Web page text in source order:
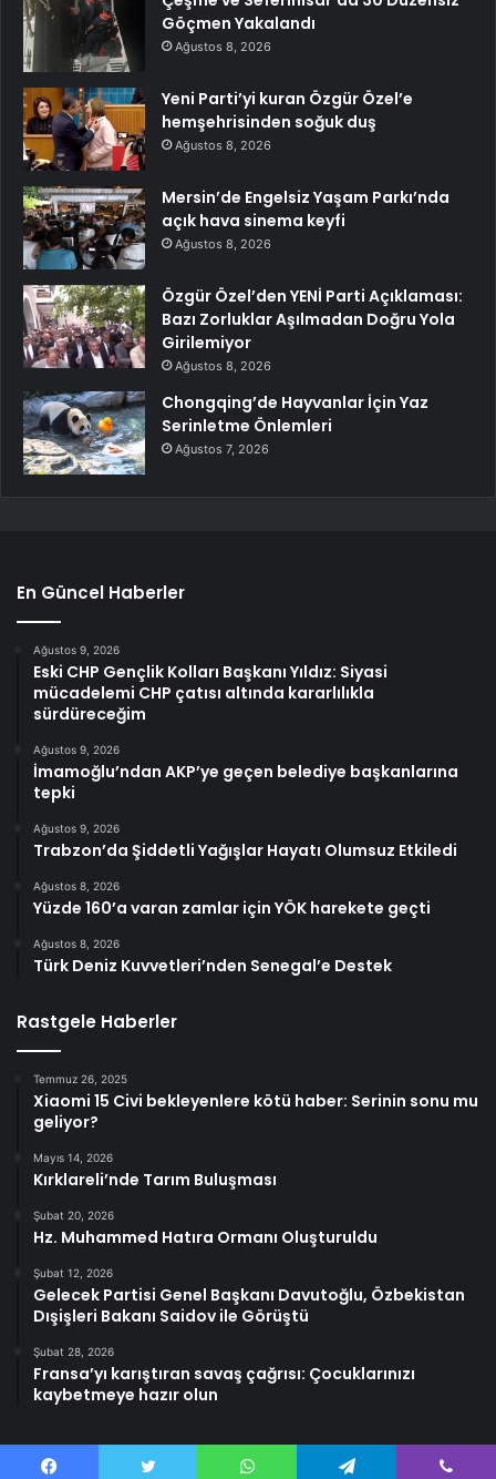
Göçmen Yakalandı
Ağustos 8, 2026
Yeni Parti’yi kuran Özgür Özel’e
hemşehrisinden soğuk duş
Ağustos 8, 2026
Mersin’de Engelsiz Yaşam Parkı’nda
açık hava sinema keyfi
Ağustos 8, 2026
Özgür Özel’den YENİ Parti Açıklaması:
Bazı Zorluklar Aşılmadan Doğru Yola
Girilemiyor
Ağustos 8, 2026
Chongqing’de Hayvanlar İçin Yaz
Serinletme Önlemleri
Ağustos 7, 2026
En Güncel Haberler
Ağustos 9, 2026
Eski CHP Gençlik Kolları Başkanı Yıldız: Siyasi
mücadelemi CHP çatısı altında kararlılıkla
sürdüreceğim
Ağustos 9, 2026
İmamoğlu’ndan AKP’ye geçen belediye başkanlarına
tepki
Ağustos 9, 2026
Trabzon’da Şiddetli Yağışlar Hayatı Olumsuz Etkiledi
Ağustos 8, 2026
Yüzde 160’a varan zamlar için YÖK harekete geçti
Ağustos 8, 2026
Türk Deniz Kuvvetleri’nden Senegal’e Destek
Rastgele Haberler
Temmuz 26, 2025
Xiaomi 15 Civi bekleyenlere kötü haber: Serinin sonu mu
geliyor?
Mayıs 14, 2026
Kırklareli’nde Tarım Buluşması
Şubat 20, 2026
Hz. Muhammed Hatıra Ormanı Oluşturuldu
Şubat 12, 2026
Gelecek Partisi Genel Başkanı Davutoğlu, Özbekistan
Dışişleri Bakanı Saidov ile Görüştü
Şubat 28, 2026
Fransa’yı karıştıran savaş çağrısı: Çocuklarınızı
kaybetmeye hazır olun